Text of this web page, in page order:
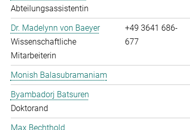
Abteilungsassistentin
Dr. Madelynn von Baeyer
Wissenschaftliche
Mitarbeiterin
+49 3641 686-
677
Monish Balasubramaniam
Byambadorj Batsuren
Doktorand
Max Bechthold